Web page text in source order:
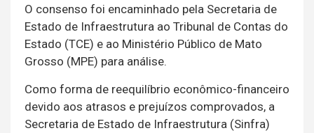
O consenso foi encaminhado pela Secretaria de
Estado de Infraestrutura ao Tribunal de Contas do
Estado (TCE) e ao Ministério Público de Mato
Grosso (MPE) para análise.
Como forma de reequilíbrio econômico-financeiro
devido aos atrasos e prejuízos comprovados, a
Secretaria de Estado de Infraestrutura (Sinfra)